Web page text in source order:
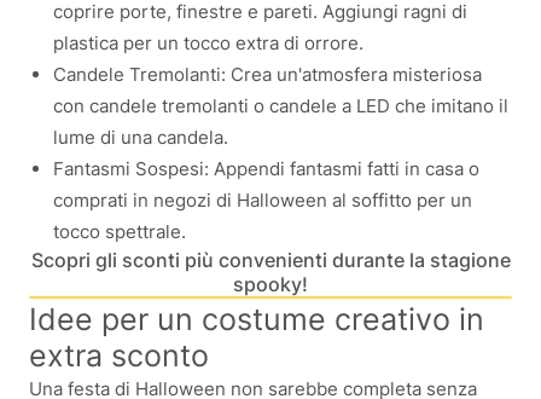
coprire porte, finestre e pareti. Aggiungi ragni di
plastica per un tocco extra di orrore.
Candele Tremolanti: Crea un'atmosfera misteriosa
con candele tremolanti o candele a LED che imitano il
lume di una candela.
Fantasmi Sospesi: Appendi fantasmi fatti in casa o
comprati in negozi di Halloween al soffitto per un
tocco spettrale.
Scopri gli sconti più convenienti durante la stagione
spooky!
Idee per un costume creativo in
extra sconto
Una festa di Halloween non sarebbe completa senza